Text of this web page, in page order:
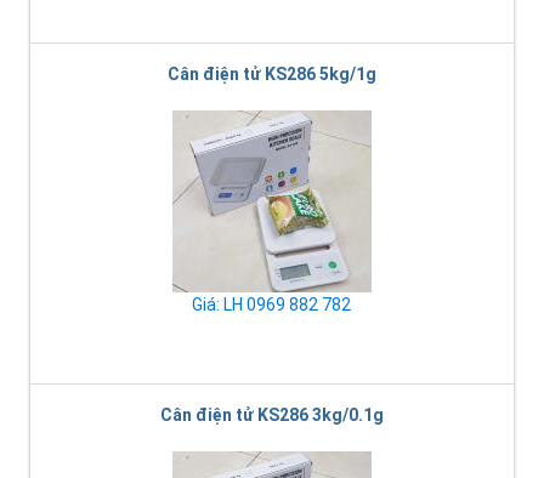
Cân điện tử KS286 5kg/1g
Giá: LH 0969 882 782
Cân điện tử KS286 3kg/0.1g